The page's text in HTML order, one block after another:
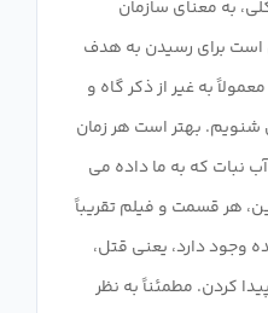
به معنای سازمان
برای رسیدن به هدف
به غیر از ذکر گاه و
شنویم. بهتر است هر زمان
نبات که به ما داده می
هر قسمت و فیلم تقریباً
وجود دارد، یعنی قتل،
کردن. مطمئناً به نظر